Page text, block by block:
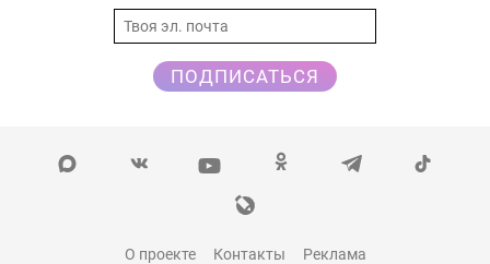
ПОДПИСАТЬСЯ
О проекте Контакты Реклама